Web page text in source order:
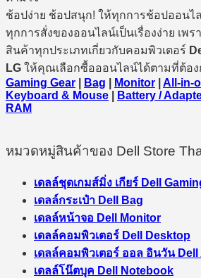
ช้อปง่าย ช้อปสนุก! ให้ทุกการช้อปออนไ
ทุกการสั่งของออนไลน์เป็นเรื่องง่าย เพร
สินค้าทุกประเภทเกี่ยวกับคอมพิวเตอร์
LG ให้คุณเลือกซื้อออนไลน์ได้ตามที่ต้อง
Gaming Gear
Bag Monitor All-in-
Keyboard & Mouse
Battery /
RAM
หมวดหมู่สินค้าของ Dell Store
เดลล์ชุดเกมส์มิ่ง เกียร์ Dell
เดลล์กระเป๋า Dell Bag
เดลล์หน้าจอ Dell Monitor
เดลล์คอมพิวเตอร์ Dell Desktop
เดลล์คอมพิวเตอร์ ออล อินวัน
เดลล์โน๊ตบุค Dell Notebook